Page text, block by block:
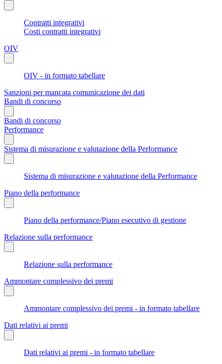
Contratti integrativi
Costi contratti integrativi
OIV
OIV - in formato tabellare
Sanzioni per mancata comunicazione dei dati
Bandi di concorso
Bandi di concorso
Performance
Sistema di misurazione e valutazione della Performance
Sistema di misurazione e valutazione della Performance
Piano della performance
Piano della performance/Piano esecutivo di gestione
Relazione sulla performance
Relazione sulla performance
Ammontare complessivo dei premi
Ammontare complessivo dei premi - in formato tabellare
Dati relativi ai premi
Dati relativi ai premi - in formato tabellare